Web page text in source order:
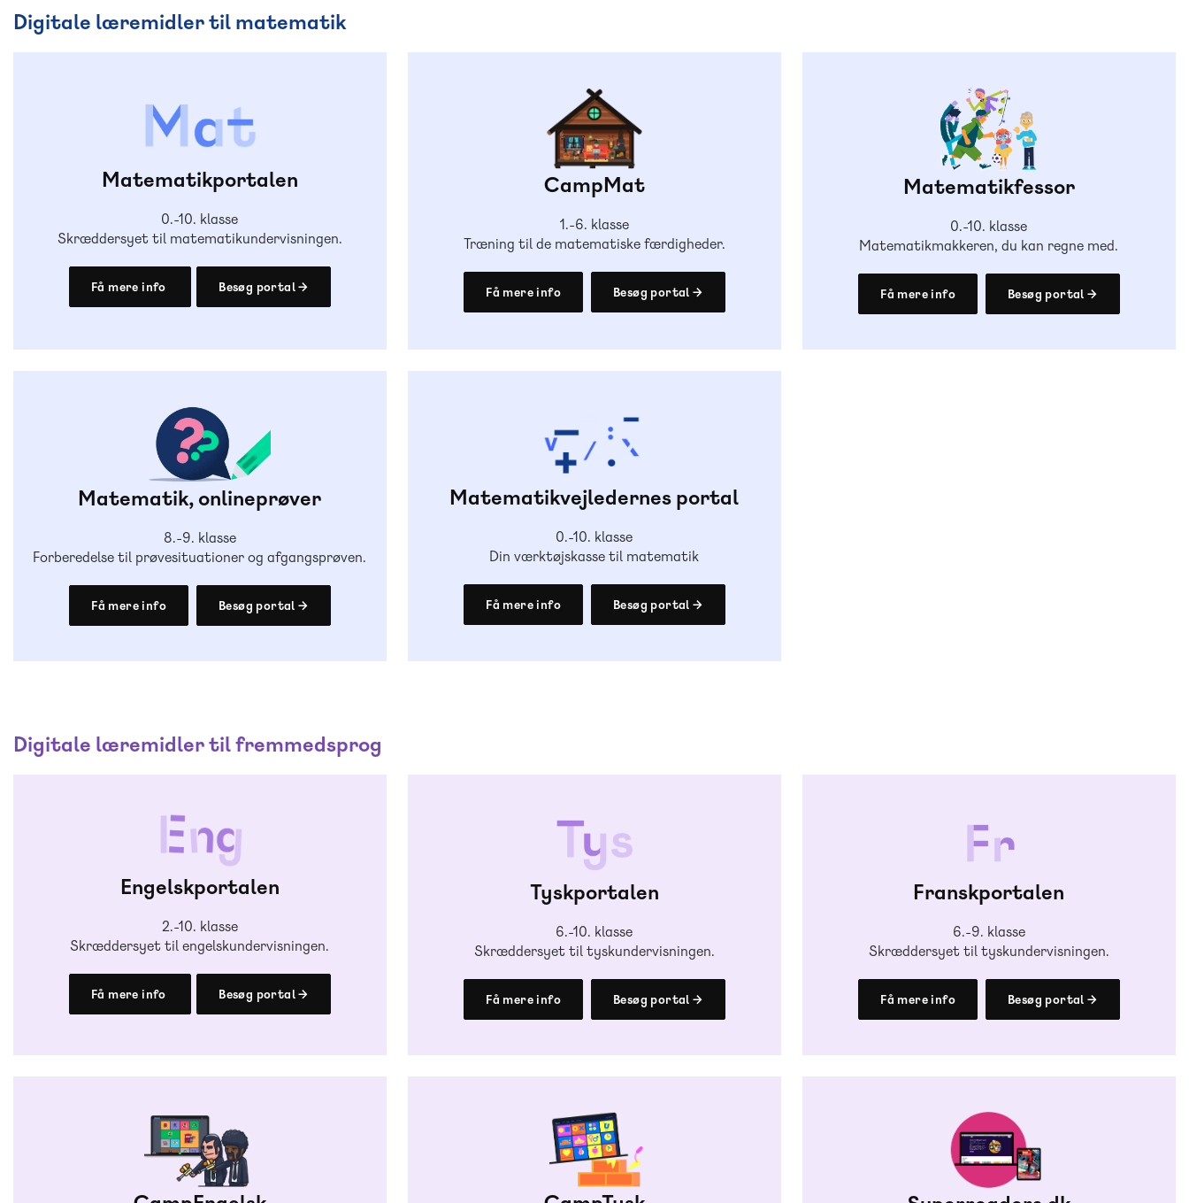
Digitale læremidler til matematik
Matematikportalen
0.-10. klasse
Skræddersyet til matematikundervisningen.
Få mere info Besøg portal →
CampMat
1.-6. klasse
Træning til de matematiske færdigheder.
Få mere info Besøg portal →
Matematikfessor
0.-10. klasse
Matematikmakkeren, du kan regne med.
Få mere info Besøg portal →
Matematik, onlineprøver
8.-9. klasse
Forberedelse til prøvesituationer og afgangsprøven.
Få mere info Besøg portal →
Matematikvejledernes portal
0.-10. klasse
Din værktøjskasse til matematik
Få mere info Besøg portal →
Digitale læremidler til fremmedsprog
Engelskportalen
2.-10. klasse
Skræddersyet til engelskundervisningen.
Få mere info Besøg portal →
Tyskportalen
6.-10. klasse
Skræddersyet til tyskundervisningen.
Få mere info Besøg portal →
Franskportalen
6.-9. klasse
Skræddersyet til tyskundervisningen.
Få mere info Besøg portal →